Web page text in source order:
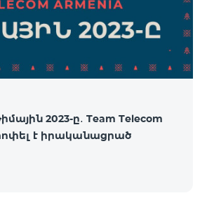
2023-ը․ Team Telecom
է իրականացրած